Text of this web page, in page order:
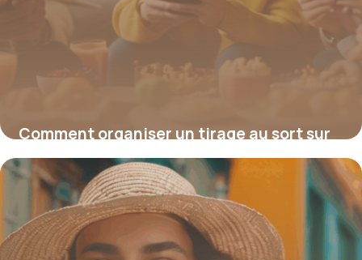
Comment organiser un tirage au sort sur
Facebook en 2026 pour booster votre
engagement
15 janvier 2026